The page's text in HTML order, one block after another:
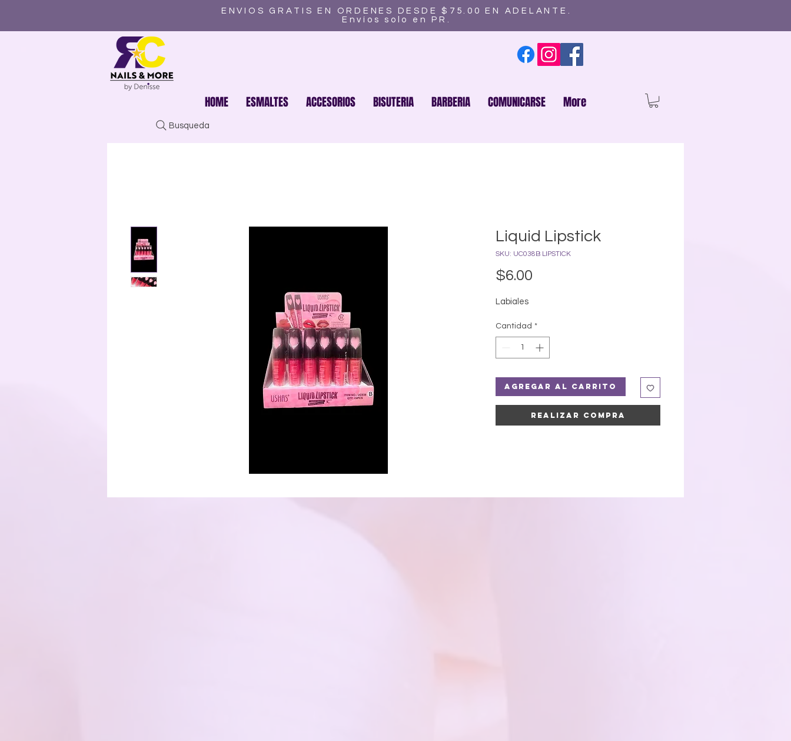
ENVIOS GRATIS EN ORDENES DESDE $75.00 EN ADELANTE.
Envíos solo en PR.
HOME ESMALTES ACCESORIOS BISUTERIA BARBERIA COMUNICARSE More
Busqueda
Liquid Lipstick
SKU: UC038B LIPSTICK
$6.00
Labiales
Cantidad *
Agregar al carrito
Realizar compra